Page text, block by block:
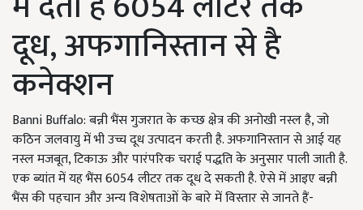
दूध, अफगानिस्तान से है
कनेक्शन
Banni Buffalo: बन्नी भैंस गुजरात के कच्छ क्षेत्र की अनोखी नस्ल है, जो
कठिन जलवायु में भी उच्च दूध उत्पादन करती है. अफगानिस्तान से आई यह
नस्ल मजबूत, टिकाऊ और पारंपरिक चराई पद्धति के अनुसार पाली जाती है.
एक ब्यांत में यह भैंस 6054 लीटर तक दूध दे सकती है. ऐसे में आइए बन्नी
भैंस की पहचान और अन्य विशेषताओं के बारे में विस्तार से जानते हैं-